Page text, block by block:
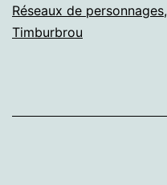
Réseaux de personnages,
Timburbrou